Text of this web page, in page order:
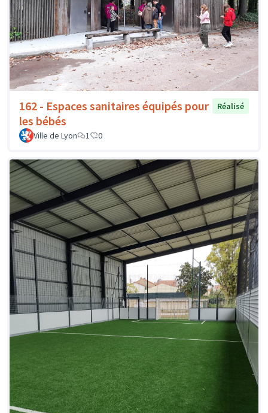
162 - Espaces sanitaires équipés pour
les bébés
Réalisé
Ville de Lyon 1 0